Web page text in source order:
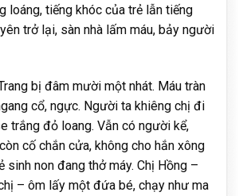
loáng, tiếng khóc của trẻ lẫn tiếng
trở lại, sàn nhà lấm máu, bảy người
bị đâm mười một nhát. Máu tràn
cổ, ngực. Người ta khiêng chị đi
trắng đỏ loang. Vẫn có người kể,
cố chắn cửa, không cho hắn xông
sinh non đang thở máy. Chị Hồng –
– ôm lấy một đứa bé, chạy như ma